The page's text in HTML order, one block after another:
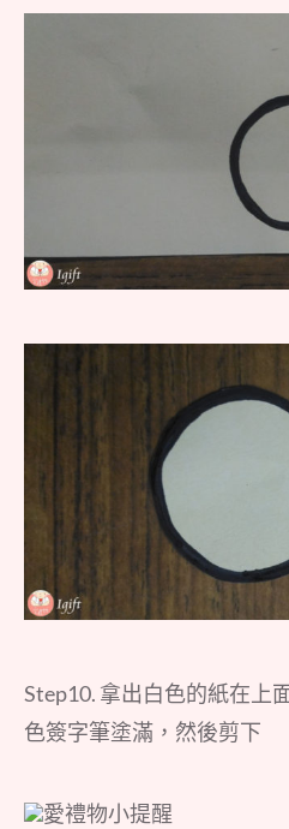
Step10. 拿出白色的紙在上
色簽字筆塗滿，然後剪下
愛禮物小提醒